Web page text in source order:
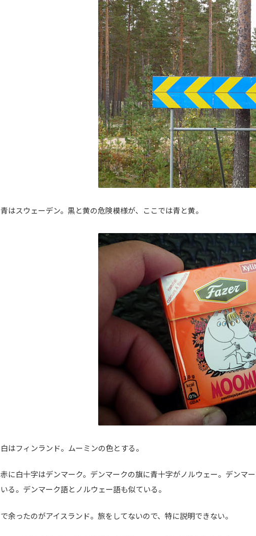
青はスウェーデン。黒と黄の危険模様が、ここでは青と黄。
白はフィンランド。ムーミンの色とする。
赤に白十字はデンマーク。デンマークの旗に青十字がノルウェー。デンマ
いる。デンマーク語とノルウェー語も似ている。
で余ったのがアイスランド。旅をしてないので、特に説明できない。